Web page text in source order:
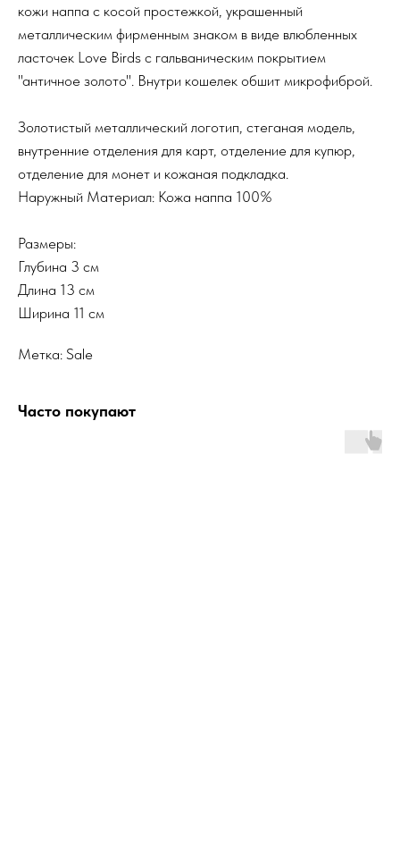
кожи наппа с косой простежкой, украшенный
металлическим фирменным знаком в виде влюбленных
ласточек Love Birds с гальваническим покрытием
"античное золото". Внутри кошелек обшит микрофиброй.
Золотистый металлический логотип, стеганая модель,
внутренние отделения для карт, отделение для купюр,
отделение для монет и кожаная подкладка.
Наружный Материал: Кожа наппа 100%
Размеры:
Глубина 3 см
Длина 13 см
Ширина 11 см
Метка: Sale
Часто покупают